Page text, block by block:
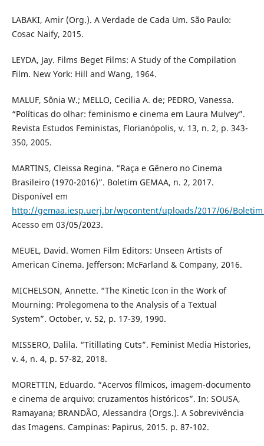
LABAKI, Amir (Org.). A Verdade de Cada Um. São Paulo:
Cosac Naify, 2015.
LEYDA, Jay. Films Beget Films: A Study of the Compilation
Film. New York: Hill and Wang, 1964.
MALUF, Sônia W.; MELLO, Cecilia A. de; PEDRO, Vanessa.
“Políticas do olhar: feminismo e cinema em Laura Mulvey”.
Revista Estudos Feministas, Florianópolis, v. 13, n. 2, p. 343-
350, 2005.
MARTINS, Cleissa Regina. “Raça e Gênero no Cinema
Brasileiro (1970-2016)”. Boletim GEMAA, n. 2, 2017.
Disponível em
http://gemaa.iesp.uerj.br/wpcontent/uploads/2017/06/
Acesso em 03/05/2023.
MEUEL, David. Women Film Editors: Unseen Artists of
American Cinema. Jefferson: McFarland & Company, 2016.
MICHELSON, Annette. “The Kinetic Icon in the Work of
Mourning: Prolegomena to the Analysis of a Textual
System”. October, v. 52, p. 17-39, 1990.
MISSERO, Dalila. “Titillating Cuts”. Feminist Media Histories,
v. 4, n. 4, p. 57-82, 2018.
MORETTIN, Eduardo. “Acervos fílmicos, imagem-documento
e cinema de arquivo: cruzamentos históricos”. In: SOUSA,
Ramayana; BRANDÃO, Alessandra (Orgs.). A Sobrevivência
das Imagens. Campinas: Papirus, 2015. p. 87-102.